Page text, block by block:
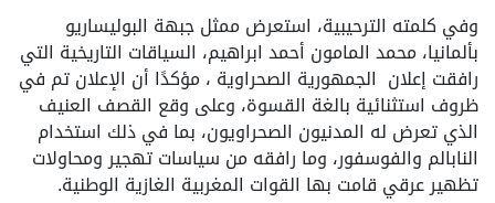
وفي كلمته الترحيبية، استعرض ممثل جبهة البوليساريو
بألمانيا، محمد المامون أحمد ابراهيم، السياقات التاريخية التي
رافقت إعلان الجمهورية الصحراوية ، مؤكدًا أن الإعلان تم في
ظروف استثنائية بالغة القسوة، وعلى وقع القصف العنيف
الذي تعرض له المدنيون الصحراويون، بما في ذلك استخدام
النابالم والفوسفور، وما رافقه من سياسات تهجير ومحاولات
تظهير عرقي قامت بها القوات المغربية الغازية الوطنية.